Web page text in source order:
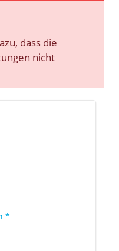
dass die
nicht
*